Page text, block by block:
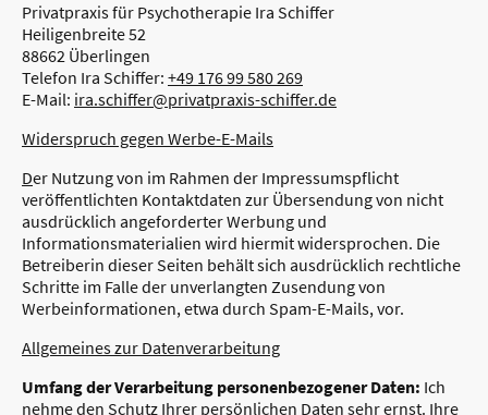
Privatpraxis für Psychotherapie Ira Schiffer
Heiligenbreite 52
88662 Überlingen
Telefon Ira Schiffer: +49 176 99 580 269
E-Mail: ira.schiffer@privatpraxis-schiffer.de
Widerspruch gegen Werbe-E-Mails
Der Nutzung von im Rahmen der Impressumspflicht
veröffentlichten Kontaktdaten zur Übersendung von nicht
ausdrücklich angeforderter Werbung und
Informationsmaterialien wird hiermit widersprochen. Die
Betreiberin dieser Seiten behält sich ausdrücklich rechtliche
Schritte im Falle der unverlangten Zusendung von
Werbeinformationen, etwa durch Spam-E-Mails, vor.
Allgemeines zur Datenverarbeitung
Umfang der Verarbeitung personenbezogener Daten: Ich
nehme den Schutz Ihrer persönlichen Daten sehr ernst. Ihre